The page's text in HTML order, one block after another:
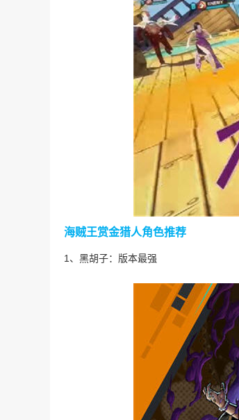
海贼王赏金猎人角色推荐
1、黑胡子：版本最强